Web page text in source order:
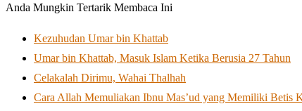
Anda Mungkin Tertarik Membaca Ini
Kezuhudan Umar bin Khattab
Umar bin Khattab, Masuk Islam Ketika Berusia 27 Tahun
Celakalah Dirimu, Wahai Thalhah
Cara Allah Memuliakan Ibnu Mas’ud yang Memiliki Betis